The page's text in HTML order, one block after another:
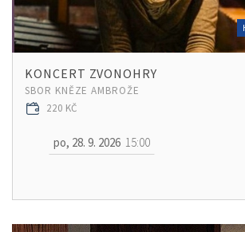
KONCERT ZVONOHRY
SBOR KNĚZE AMBROŽE
220 KČ
po, 28. 9. 2026 15:00